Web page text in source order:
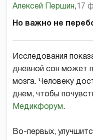
Алексей Першин, 17
Но важно не
Исследования
дневной сон может
мозга. Человеку
днем, чтобы
Медикфорум.
Во-первых,